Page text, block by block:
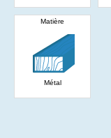
Matière
Métal